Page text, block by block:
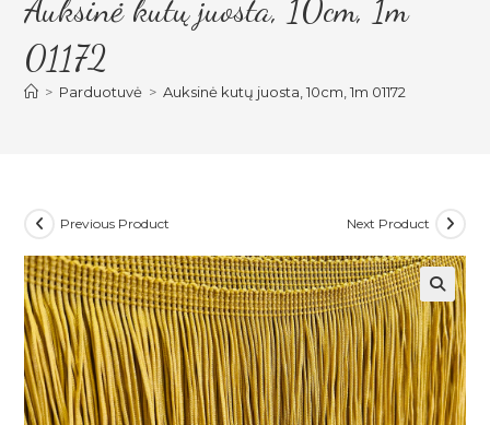
Auksinė kutų juosta, 10cm, 1m
01172
> Parduotuvė > Auksinė kutų juosta, 10cm, 1m 01172
Previous Product Next Product